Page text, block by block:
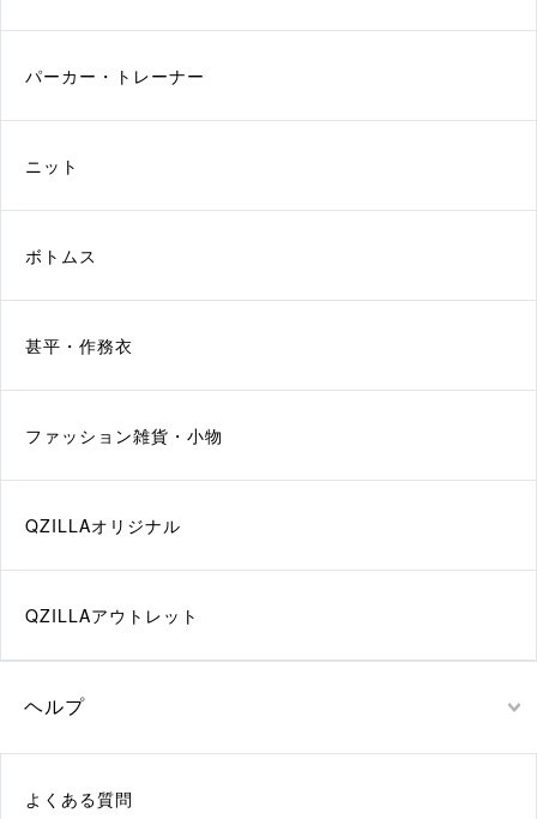
パーカー・トレーナー
ニット
ボトムス
甚平・作務衣
ファッション雑貨・小物
QZILLAオリジナル
QZILLAアウトレット
ヘルプ
よくある質問